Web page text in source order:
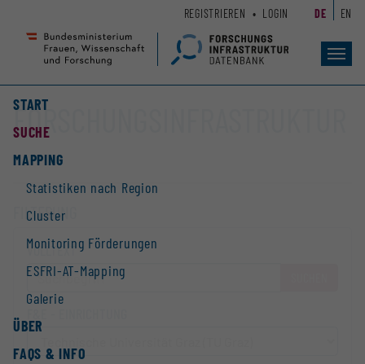
Seiteninhalt
Accesskey
Hauptnavigation
Accesskey
START
SUCHE
MAPPING
Statistiken nach Region
Cluster
Monitoring Förderungen
ESFRI-AT-Mapping
Galerie
ÜBER
FAQS & INFO
REGISTRIEREN LOGIN DE EN
FORSCHUNGS­INFRASTRUKTUR
FILTERUNG
VOLLTEXT